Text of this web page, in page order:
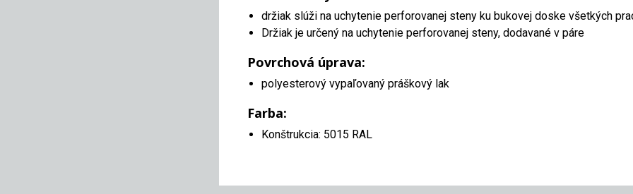
držiak slúži na uchytenie perforovanej steny ku bukovej doske všetkých
Držiak je určený na uchytenie perforovanej steny, dodavané v páre
Povrchová úprava:
polyesterový vypaľovaný práškový lak
Farba:
Konštrukcia: 5015 RAL